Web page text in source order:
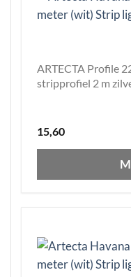
ARTECTA Profile
stripprofiel 2 m
15,60